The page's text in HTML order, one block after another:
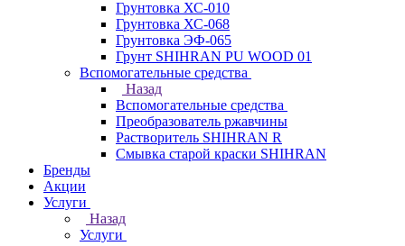
Грунтовка ХС-010
Грунтовка ХС-068
Грунтовка ЭФ-065
Грунт SHIHRAN PU WOOD 01
Вспомогательные средства
Назад
Вспомогательные средства
Преобразователь ржавчины
Растворитель SHIHRAN R
Смывка старой краски SHIHRAN
Бренды
Акции
Услуги
Назад
Услуги